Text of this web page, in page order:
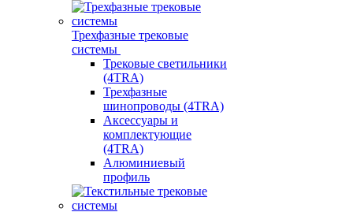
Трехфазные трековые
системы
Трековые светильники
(4TRA)
Трехфазные
шинопроводы (4TRA)
Аксессуары и
комплектующие
(4TRA)
Алюминиевый
профиль